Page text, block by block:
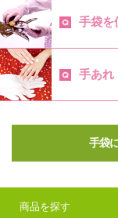
手袋を
手あれ
手袋
商品を探す